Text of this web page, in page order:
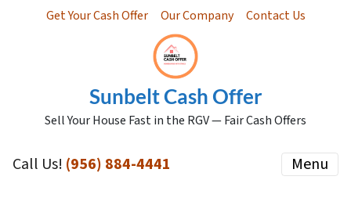
Get Your Cash Offer Our Company Contact Us
Sunbelt Cash Offer
Sell Your House Fast in the RGV — Fair Cash Offers
Call Us! (956) 884-4441 Menu